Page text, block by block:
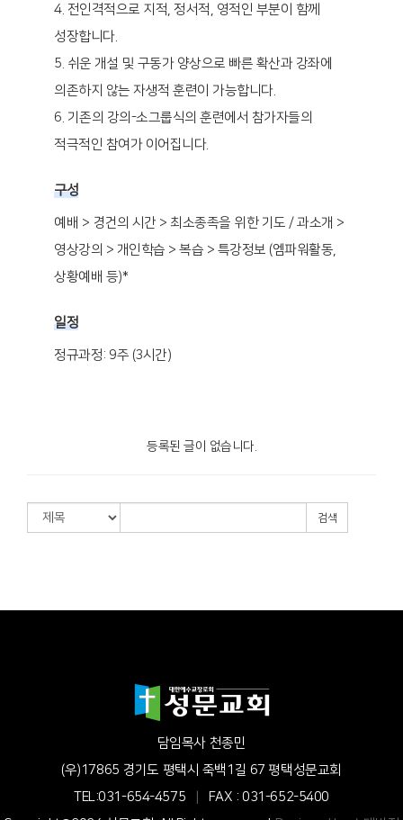
4. 전인격적으로 지적, 정서적, 영적인 부분이 함께
성장합니다.
5. 쉬운 개설 및 구동가 양상으로 빠른 확산과 강좌에
의존하지 않는 자생적 훈련이 가능합니다.
6. 기존의 강의-소그룹식의 훈련에서 참가자들의
적극적인 참여가 이어집니다.
구성
예배 > 경건의 시간 > 최소종족을 위한 기도 / 과소개 >
영상강의 > 개인학습 > 복습 > 특강정보 (엠파워활동,
상황예배 등)*
일정
정규과정: 9주 (3시간)
등록된 글이 없습니다.
검색
담임목사 천종민
(우)17865 경기도 평택시 죽백1길 67 평택성문교회
TEL:031-654-4575
FAX : 031-652-5400